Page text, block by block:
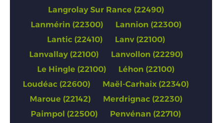
Langrolay Sur Rance (22490)
Lanmérin (22300)
Lannion (22300)
Lantic (22410)
Lanv (22100)
Lanvallay (22100)
Lanvollon (22290)
Le Hingle (22100)
Léhon (22100)
Loudéac (22600)
Maël-Carhaix (22340)
Maroue (22142)
Merdrignac (22230)
Paimpol (22500)
Penvénan (22710)